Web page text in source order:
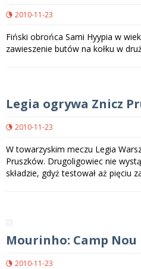
2010-11-23
Fiński obrońca Sami Hyypia w
zawieszenie butów na kołku w
Legia ogrywa Znicz
2010-11-23
W towarzyskim meczu Legia
Pruszków. Drugoligowiec nie
składzie, gdyż testował aż pięciu
Mourinho: Camp
2010-11-23